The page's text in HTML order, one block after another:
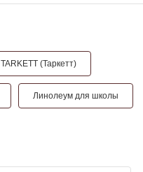
TARKETT (Таркетт)
Линолеум для школы